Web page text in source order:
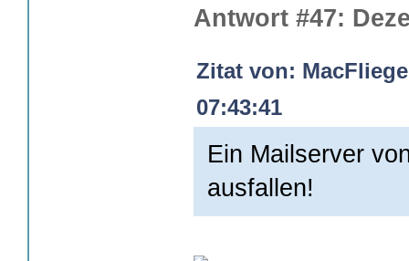
Antwort #47:
Zitat von:
07:43:41
Ein Mailserver
ausfallen!